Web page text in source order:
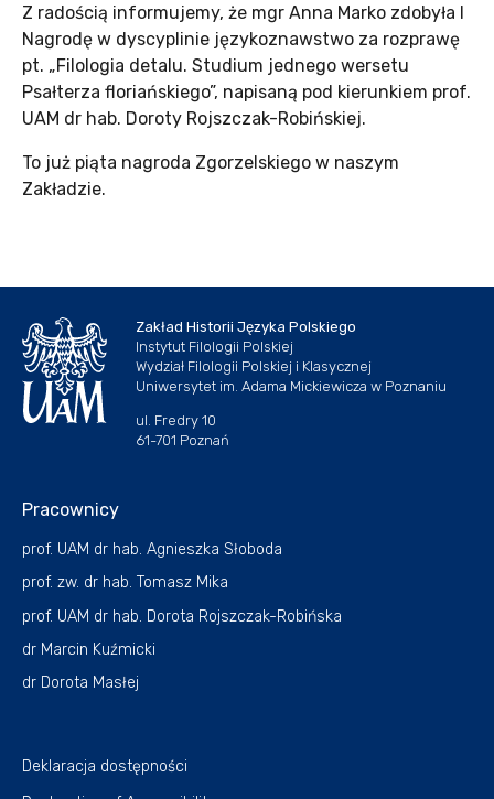
Z radością informujemy, że mgr Anna Marko zdobyła I
Nagrodę w dyscyplinie językoznawstwo za rozprawę
pt. „Filologia detalu. Studium jednego wersetu
Psałterza floriańskiego”, napisaną pod kierunkiem prof.
UAM dr hab. Doroty Rojszczak-Robińskiej.
To już piąta nagroda Zgorzelskiego w naszym
Zakładzie.
Zakład Historii Języka Polskiego
Instytut Filologii Polskiej
Wydział Filologii Polskiej i Klasycznej
Uniwersytet im. Adama Mickiewicza w Poznaniu
ul. Fredry 10
61-701 Poznań
Pracownicy
prof. UAM dr hab. Agnieszka Słoboda
prof. zw. dr hab. Tomasz Mika
prof. UAM dr hab. Dorota Rojszczak-Robińska
dr Marcin Kuźmicki
dr Dorota Masłej
Deklaracja dostępności